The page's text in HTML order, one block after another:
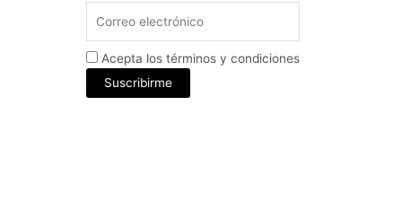
Acepta los términos y condiciones